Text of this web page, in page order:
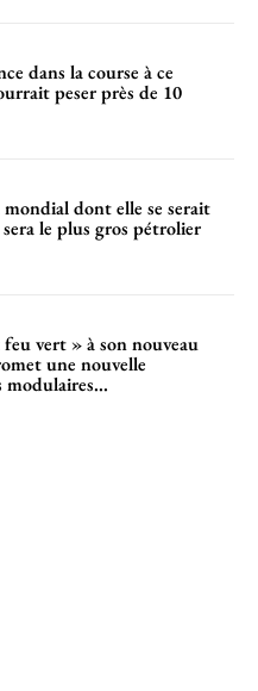
dans la course à ce
peser près de 10
dont elle se serait
le plus gros pétrolier
vert » à son nouveau
une nouvelle